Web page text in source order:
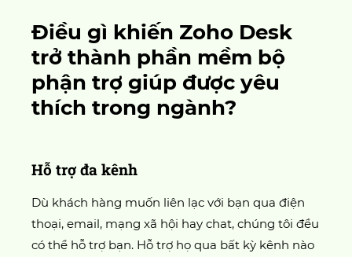
Điều gì khiến Zoho Desk
trở thành phần mềm bộ
phận trợ giúp được yêu
thích trong ngành?
Hỗ trợ đa kênh
Dù khách hàng muốn liên lạc với bạn qua điện
thoại, email, mạng xã hội hay chat, chúng tôi đều
có thể hỗ trợ bạn. Hỗ trợ họ qua bất kỳ kênh nào